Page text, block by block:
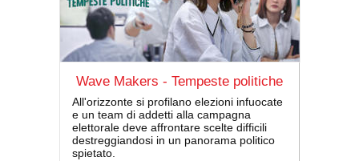
Wave Makers - Tempeste politiche
All'orizzonte si profilano elezioni infuocate
e un team di addetti alla campagna
elettorale deve affrontare scelte difficili
destreggiandosi in un panorama politico
spietato.